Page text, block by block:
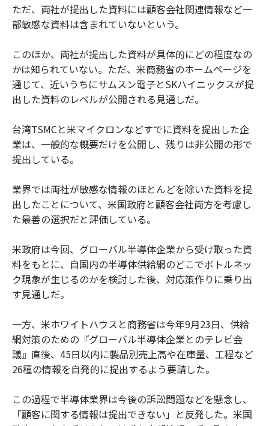
ただ、両社が提出した資料には顧客会社関連情報など一
部敏感な資料は含まれていないという。
このほか、両社が提出した資料が具体的にどの程度なの
かは知られていない。ただ、米商務省のホームページを
通じて、近いうちにサムスン電子とSKハイニックスが提
出した資料のレベルが公開される見通しだ。
台湾TSMCと米マイクロンなどすでに資料を提出した企
業は、一般的な概要だけを公開し、残りは非公開の形で
提出している。
業界では両社が敏感な情報のほとんどを除いた資料を提
出したことについて、米国政府と顧客会社両方を考慮し
た最善の選択だと評価している。
米政府は今回、グローバル半導体企業から受け取った資
料をもとに、自国内の半導体供給網のどこでボトルネッ
ク現象が生じるのかを検討した後、対応策作りに乗り出
す見通しだ。
一方、米ホワイトハウスと商務省は今年9月23日、供給
網対策のための『グローバル半導体企業とのテレビ会
議』直後、45日以内に製品別売上高や在庫量、工程など
26種の情報を自発的に提出するよう要請した。
この過程で半導体業界は今後の訴訟問題などを懸念し、
「顧客に関する情報は提出できない」と反発した。米国